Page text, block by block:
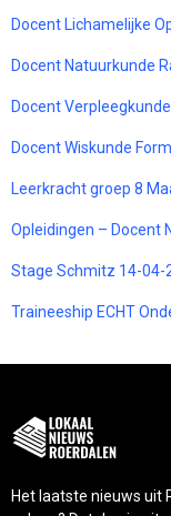
Docent Lichamelijke
Docent Natuurkunde
Docent
Docent Wiskunde
Leerkracht groep 8
Opleidingen – Docent
Stage Schmitz 14-04-
Traineeship ECHT
Het laatste nieuws uit